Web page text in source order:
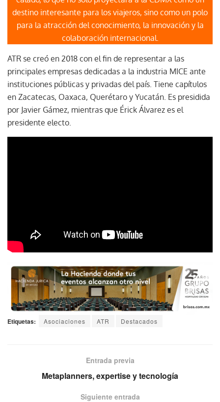
destino interesante para los viajeros, sino como un polo
para la atracción del conocimiento, la innovación y la
colaboración internacional.
ATR se creó en 2018 con el fin de representar a las
principales empresas dedicadas a la industria MICE ante
instituciones públicas y privadas del país. Tiene capítulos
en Zacatecas, Oaxaca, Querétaro y Yucatán. Es presidida
por Javier Gámez, mientras que Érick Álvarez es el
presidente electo.
Etiquetas: Asociaciones ATR Destacados
Entrada previa
Metaplanners, expertise y tecnología
Siguiente entrada